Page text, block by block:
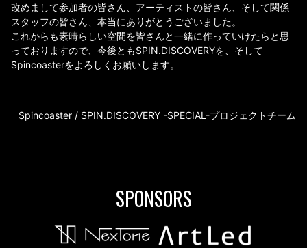
改めまして参加者の皆さん、アーティストの皆さん、そして関係
スタッフの皆さん、本当にありがとうございました。
これからも素晴らしい空間を皆さんと一緒に作っていけたらと思
っておりますので、今後ともSPIN.DISCOVERYを、そして
Spincoasterをよろしくお願いします。
Spincoaster / SPIN.DISCOVERY -SPECIAL-プロジェクトチーム
SPONSORS